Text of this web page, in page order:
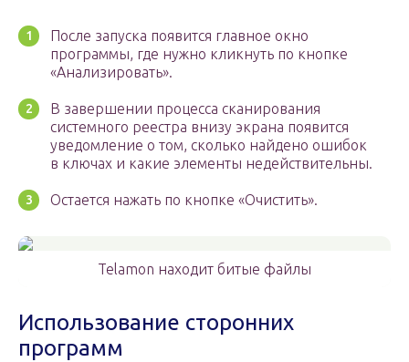
После запуска появится главное окно
программы, где нужно кликнуть по кнопке
«Анализировать».
В завершении процесса сканирования
системного реестра внизу экрана появится
уведомление о том, сколько найдено ошибок
в ключах и какие элементы недействительны.
Остается нажать по кнопке «Очистить».
Telamon находит битые файлы
Использование сторонних
программ